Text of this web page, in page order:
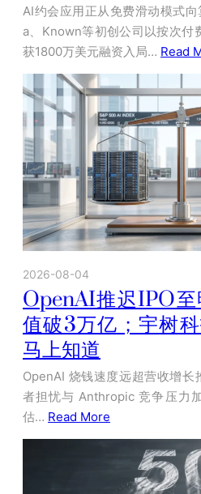
AI约会应用正从免费滑动模式
a、Known等初创公司以按次付
获1800万美元融资入局… Read
2026-08-04
OpenAI推迟IPO
值破3万亿；宇树
马上知道
OpenAI 烧钱速度远超营收增
者担忧与 Anthropic 竞争压力
估… Read More